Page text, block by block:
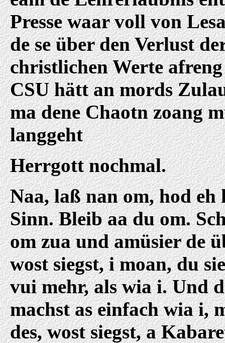
Presse waar voll von
de se über den Verlust
christlichen Werte
CSU hätt an mords
ma dene Chaotn zoang
langgeht
Herrgott nochmal.
Naa, laß nan om, hod eh
Sinn. Bleib aa du om.
om zua und amüsier de
wost siegst, i moan, du
vui mehr, als wia i. Und
machst as einfach wia i,
des, wost siegst, a